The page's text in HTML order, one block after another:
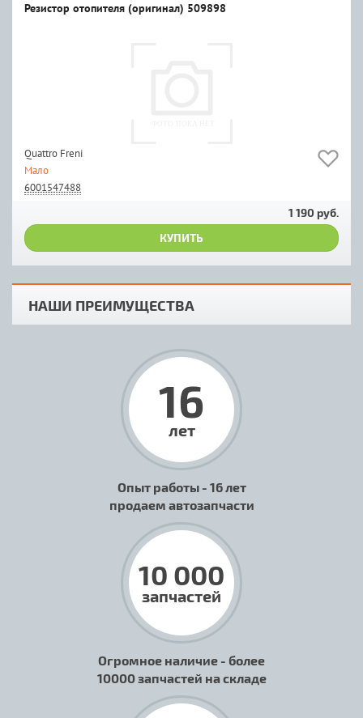
Резистор отопителя (оригинал) 509898
Quattro Freni
Мало
6001547488
1 190 руб.
КУПИТЬ
НАШИ ПРЕИМУЩЕСТВА
16
лет
Опыт работы - 16 лет
продаем автозапчасти
10 000
запчастей
Огромное наличие - более
10000 запчастей на складе